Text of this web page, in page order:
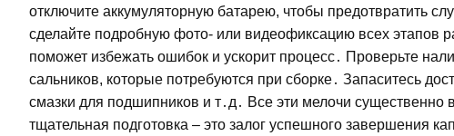
отключите аккумуляторную батарею, чтобы предотвратить
сделайте подробную фото- или видеофиксацию всех этапов
поможет избежать ошибок и ускорит процесс․ Проверьте
сальников, которые потребуются при сборке․ Запаситесь
смазки для подшипников и т․д․ Все эти мелочи
тщательная подготовка – это залог успешного завершения